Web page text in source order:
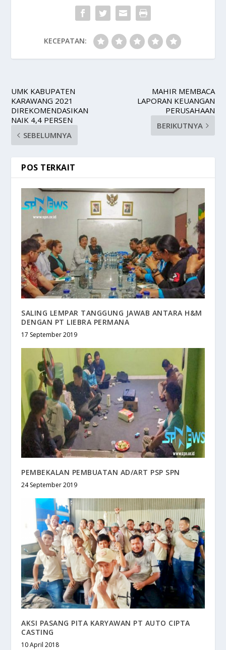
KECEPATAN:
UMK KABUPATEN
KARAWANG 2021
DIREKOMENDASIKAN
NAIK 4,4 PERSEN
SEBELUMNYA
MAHIR MEMBACA
LAPORAN KEUANGAN
PERUSAHAAN
BERIKUTNYA
POS TERKAIT
SALING LEMPAR TANGGUNG JAWAB ANTARA H&M
DENGAN PT LIEBRA PERMANA
17 September 2019
PEMBEKALAN PEMBUATAN AD/ART PSP SPN
24 September 2019
AKSI PASANG PITA KARYAWAN PT AUTO CIPTA
CASTING
10 April 2018